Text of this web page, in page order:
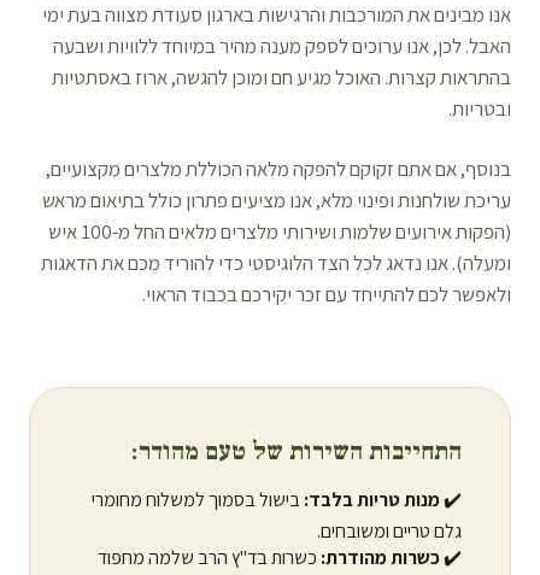
אנו מבינים את המורכבות והרגישות בארגון סעודת מצווה בעת ימי
האבל. לכן, אנו ערוכים לספק מענה מהיר במיוחד ללוויות ושבעה
בהתראות קצרות. האוכל מגיע חם ומוכן להגשה, ארוז באסתטיות
ובטריות.
בנוסף, אם אתם זקוקם להפקה מלאה הכוללת מלצרים מקצועיים,
עריכת שולחנות ופינוי מלא, אנו מציעים פתרון כולל בתיאום מראש
(הפקות אירועים שלמות ושירותי מלצרים מלאים החל מ-100 איש
ומעלה). אנו נדאג לכל הצד הלוגיסטי כדי להוריד מכם את הדאגות
ולאפשר לכם להתייחד עם זכר יקירכם בכבוד הראוי.
התחייבות השירות של טעם מהודר:
✔️מנות טריות בלבד:בישול בסמוך למשלוח מחומרי
גלם טריים ומשובחים.
✔️כשרות מהודרת: כשרות בד"ץ הרב שלמה מחפוד